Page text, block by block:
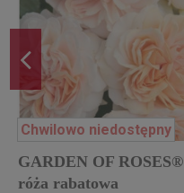
Chwilowo niedostępny
GARDEN OF ROSES®
róża rabatowa